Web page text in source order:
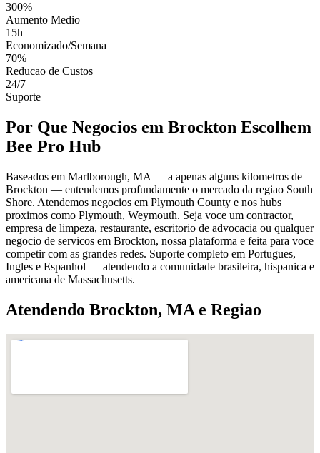
300%
Aumento Medio
15h
Economizado/Semana
70%
Reducao de Custos
24/7
Suporte
Por Que Negocios em Brockton Escolhem
Bee Pro Hub
Baseados em Marlborough, MA — a apenas alguns kilometros de
Brockton — entendemos profundamente o mercado da regiao South
Shore. Atendemos negocios em Plymouth County e nos hubs
proximos como Plymouth, Weymouth. Seja voce um contractor,
empresa de limpeza, restaurante, escritorio de advocacia ou qualquer
negocio de servicos em Brockton, nossa plataforma e feita para voce
competir com as grandes redes. Suporte completo em Portugues,
Ingles e Espanhol — atendendo a comunidade brasileira, hispanica e
americana de Massachusetts.
Atendendo Brockton, MA e Regiao